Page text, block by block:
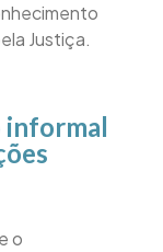
Justiça.
informal
o